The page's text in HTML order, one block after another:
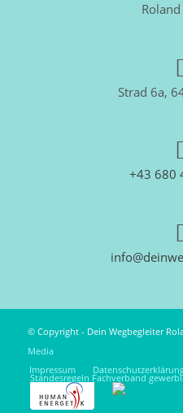
Strad 6a,
+43 680
© Copyright - Dein Wegbegleiter
Media
Impressum
Standesregeln Fachverband